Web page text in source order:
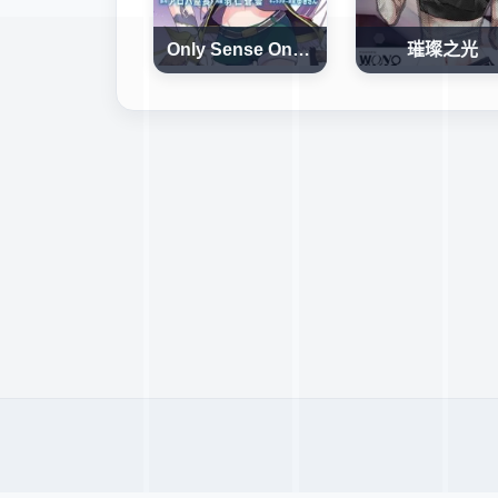
Only Sense Online 璀璨之光